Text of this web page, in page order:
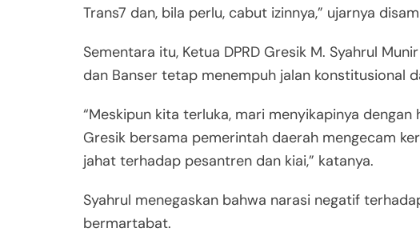
Trans7 dan, bila perlu, cabut izinnya,” ujarnya
Sementara itu, Ketua DPRD Gresik M. Syahrul
dan Banser tetap menempuh jalan konstitusional
“Meskipun kita terluka, mari menyikapinya
Gresik bersama pemerintah daerah mengecam
jahat terhadap pesantren dan kiai,” katanya.
Syahrul menegaskan bahwa narasi negatif
bermartabat.